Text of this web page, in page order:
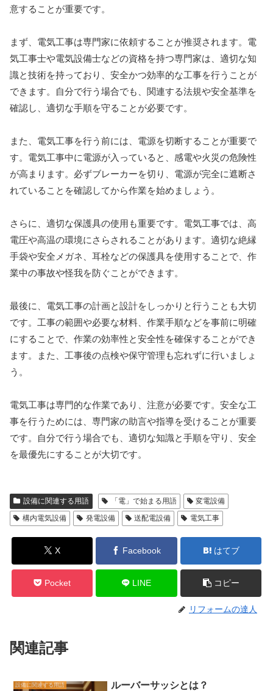
意することが重要です。
まず、電気工事は専門家に依頼することが推奨されます。電
気工事士や電気設備士などの資格を持つ専門家は、適切な知
識と技術を持っており、安全かつ効率的な工事を行うことが
できます。自分で行う場合でも、関連する法規や安全基準を
確認し、適切な手順を守ることが必要です。
また、電気工事を行う前には、電源を切断することが重要で
す。電気工事中に電源が入っていると、感電や火災の危険性
が高まります。必ずブレーカーを切り、電源が完全に遮断さ
れていることを確認してから作業を始めましょう。
さらに、適切な保護具の使用も重要です。電気工事では、高
電圧や高温の環境にさらされることがあります。適切な絶縁
手袋や安全メガネ、耳栓などの保護具を使用することで、作
業中の事故や怪我を防ぐことができます。
最後に、電気工事の計画と設計をしっかりと行うことも大切
です。工事の範囲や必要な材料、作業手順などを事前に明確
にすることで、作業の効率性と安全性を確保することができ
ます。また、工事後の点検や保守管理も忘れずに行いましょ
う。
電気工事は専門的な作業であり、注意が必要です。安全な工
事を行うためには、専門家の助言や指導を受けることが重要
です。自分で行う場合でも、適切な知識と手順を守り、安全
を最優先にすることが大切です。
設備に関連する用語 「電」で始まる用語
変電設備
構内電気設備
発電設備 送配電設備 電気工事
X Facebook はてブ
Pocket LINE コピー
リフォームの達人
関連記事
設備に関連する用語 ルーバーサッシとは？